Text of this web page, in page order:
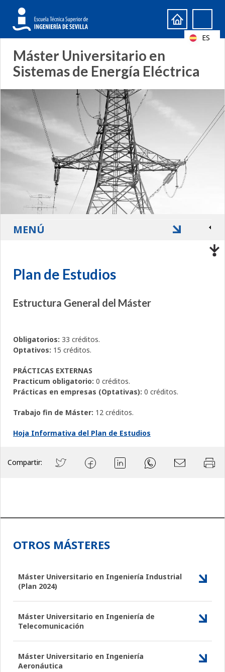
Formulario
de
búsqueda
Search
Máster Universitario en
Sistemas de Energía Eléctrica
Plan de Estudios
Estructura General del Máster
Obligatorios: 33 créditos.
Optativos: 15 créditos.
PRÁCTICAS EXTERNAS
Practicum obligatorio: 0 créditos.
Prácticas en empresas (Optativas): 0 créditos.
Trabajo fin de Máster: 12 créditos.
Hoja Informativa del Plan de Estudios
Compartir:
MENÚ
OTROS MÁSTERES
Máster Universitario en Ingeniería Industrial
(Plan 2024)
Máster Universitario en Ingeniería de
Telecomunicación
Máster Universitario en Ingeniería
Aeronáutica
ES